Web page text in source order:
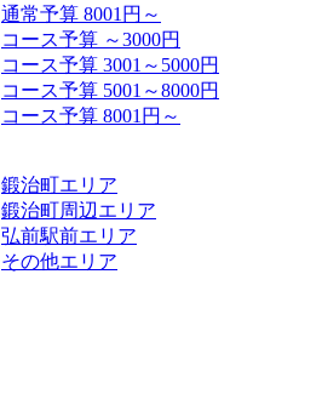
通常予算 8001円～
コース予算 ～3000円
コース予算 3001～5000円
コース予算 5001～8000円
コース予算 8001円～
鍛治町エリア
鍛治町周辺エリア
弘前駅前エリア
その他エリア